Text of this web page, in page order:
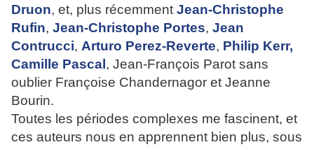
Druon, et, plus récemment Jean-Christophe
Rufin, Jean-Christophe Portes, Jean
Contrucci, Arturo Perez-Reverte, Philip Kerr,
Camille Pascal , Jean-François Parot sans
oublier Françoise Chandernagor et Jeanne
Bourin.
Toutes les périodes complexes me fascinent, et
ces auteurs nous en apprennent bien plus, sous